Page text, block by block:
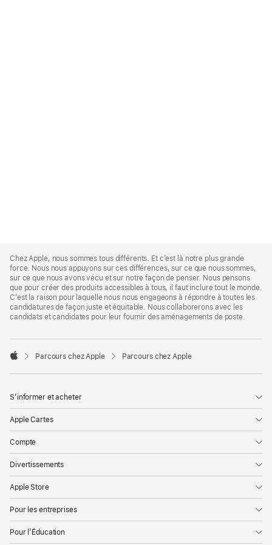
Footer
Chez Apple, nous sommes tous différents. Et c’est là notre plus grande
force. Nous nous appuyons sur ces différences, sur ce que nous sommes,
sur ce que nous avons vécu et sur notre façon de penser. Nous pensons
que pour créer des produits accessibles à tous, il faut inclure tout le monde.
C’est la raison pour laquelle nous nous engageons à répondre à toutes les
candidatures de façon juste et équitable. Nous collaborerons avec les
candidats et candidates pour leur fournir des aménagements de poste.

Parcours chez Apple Parcours chez Apple
S’informer et acheter
Apple Cartes
Compte
Divertissements
Apple Store
Pour les entreprises
Pour l’Éducation